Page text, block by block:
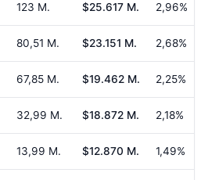
123 M. $25.617 M. 2,96%
80,51 M. $23.151 M. 2,68%
67,85 M. $19.462 M. 2,25%
32,99 M. $18.872 M. 2,18%
13,99 M. $12.870 M. 1,49%